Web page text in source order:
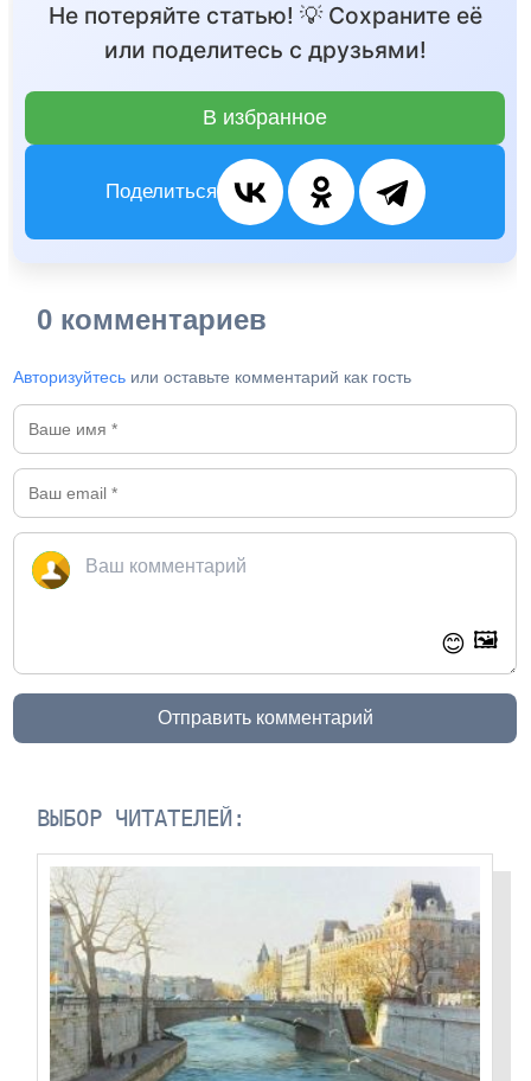
Не потеряйте статью! 💡 Сохраните её
или поделитесь с друзьями!
В избранное
Поделиться
0 комментариев
Авторизуйтесь или оставьте комментарий как гость
😊 🖼️
Отправить комментарий
ВЫБОР ЧИТАТЕЛЕЙ: